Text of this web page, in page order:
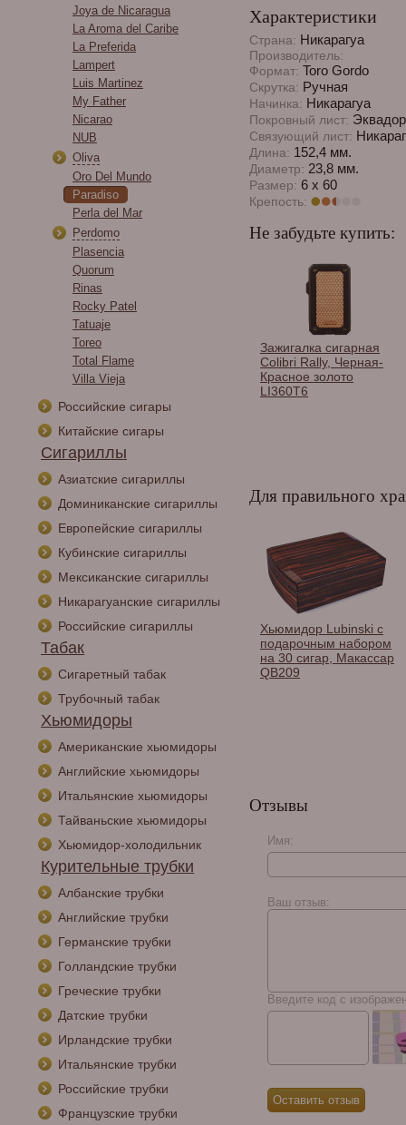
Joya de Nicaragua
La Aroma del Caribe
La Preferida
Lampert
Luis Martinez
My Father
Nicarao
NUB
Oliva
Oro Del Mundo
Paradiso
Perla del Mar
Perdomo
Plasencia
Quorum
Rinas
Rocky Patel
Tatuaje
Toreo
Total Flame
Villa Vieja
Российские сигары
Китайские сигары
Сигариллы
Азиатские сигариллы
Доминиканские сигариллы
Европейские сигариллы
Кубинские сигариллы
Мексиканские сигариллы
Никарагуанские сигариллы
Российские сигариллы
Табак
Сигаретный табак
Трубочный табак
Хьюмидоры
Американские хьюмидоры
Английские хьюмидоры
Итальянские хьюмидоры
Тайваньские хьюмидоры
Хьюмидор-холодильник
Курительные трубки
Албанские трубки
Английские трубки
Германские трубки
Голландские трубки
Греческие трубки
Датские трубки
Ирландские трубки
Итальянские трубки
Российские трубки
Французские трубки
Характеристики
Страна: Никарагуа
Производитель:
Формат: Toro Gordo
Скрутка: Ручная
Начинка: Никарагуа
Покровный лист:
Связующий лист:
Длина: 152,4 мм.
Диаметр: 23,8 мм.
Размер: 6 х 60
Крепость:
Не забудьте купить:
Каттер Lotus GT Cutter
Gunmetal & Black 70
RG CUT1203
Зажигалка сигарная
Colibri Rally, Черная-
Красное золото
LI360T6
Для правильного
шкаф
на 150 сигар,
дерево
Хьюмидор Gentili
Maple-Smoker-Silver
Хьюмидор Lubinski с
подарочным набором
на 30 сигар, Макассар
QB209
Отзывы
Имя:
Ваш отзыв:
Введите код с